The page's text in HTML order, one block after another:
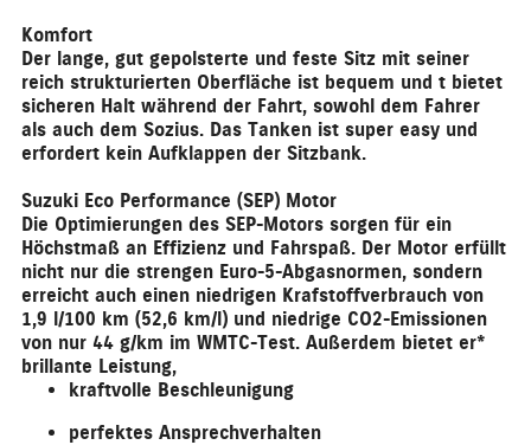
Komfort
Der lange, gut gepolsterte und feste Sitz mit seiner
reich strukturierten Oberfläche ist bequem und tbietet
sicheren Halt während der Fahrt, sowohl dem Fahrer
als auch dem Sozius. Das Tanken ist super easy und
erfordert kein Aufklappen der Sitzbank.
Suzuki Eco Performance (SEP) Motor
Die Optimierungen des SEP-Motors sorgen für ein
Höchstmaß an Effizienz und Fahrspaß. Der Motor erfüllt
nicht nur die strengen Euro-5-Abgasnormen, sondern
erreicht auch einen niedrigen Krafstoffverbrauch von
1,9 l/100 km (52,6 km/l) und niedrige CO2-Emissionen
von nur 44 g/km im WMTC-Test. Außerdem bietet er*
brillante Leistung,
kraftvolle Beschleunigung
perfektes Ansprechverhalten